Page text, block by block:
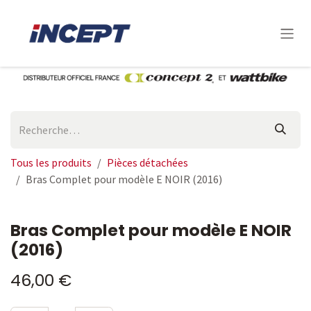
Tous les produits
Pièces détachées
Bras Complet pour modèle E NOIR (2016)
Bras Complet pour modèle E NOIR
(2016)
46,00 €